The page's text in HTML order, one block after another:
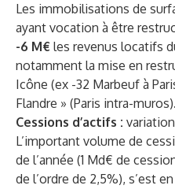
Les immobilisations de
ayant vocation à être
-6 M€ les revenus locatifs
notamment la mise en
Icône (ex -32 Marbeuf à
Flandre » (Paris intra-muros).
Cessions d’actifs :
L’important volume de
de l’année (1 Md€ de
de l’ordre de 2,5%), s’est